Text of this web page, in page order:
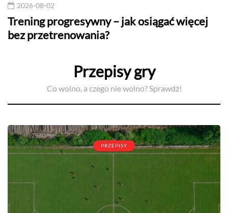
2026-08-02
Trening progresywny – jak osiągać więcej
bez przetrenowania?
Przepisy gry
Co wolno, a czego nie wolno? Sprawdź!
PRZEPISY